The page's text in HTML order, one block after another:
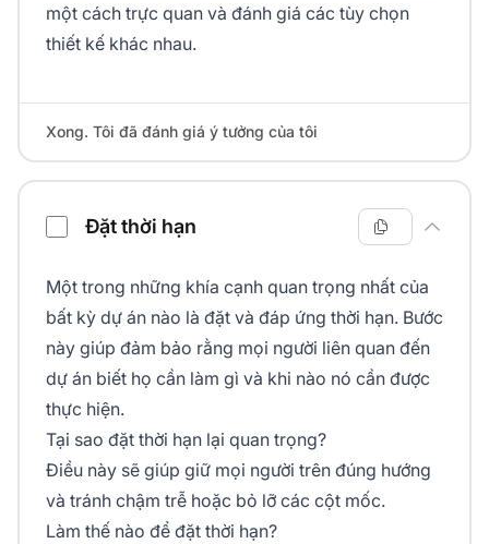
một cách trực quan và đánh giá các tùy chọn
thiết kế khác nhau.
Xong. Tôi đã đánh giá ý tưởng của tôi
Đặt thời hạn
Một trong những khía cạnh quan trọng nhất của
bất kỳ dự án nào là đặt và đáp ứng thời hạn. Bước
này giúp đảm bảo rằng mọi người liên quan đến
dự án biết họ cần làm gì và khi nào nó cần được
thực hiện.
Tại sao đặt thời hạn lại quan trọng?
Điều này sẽ giúp giữ mọi người trên đúng hướng
và tránh chậm trễ hoặc bỏ lỡ các cột mốc.
Làm thế nào để đặt thời hạn?